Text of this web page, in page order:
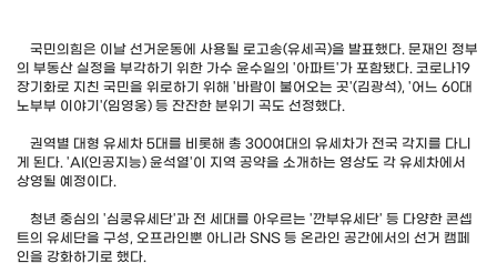
국민의힘은 이날 선거운동에 사용될 로고송(유세곡)을 발표했다. 문재인 정부
의 부동산 실정을 부각하기 위한 가수 윤수일의 '아파트'가 포함됐다. 코로나19
장기화로 지친 국민을 위로하기 위해 '바람이 불어오는 곳'(김광석), '어느 60대
노부부 이야기'(임영웅) 등 잔잔한 분위기 곡도 선정했다.
권역별 대형 유세차 5대를 비롯해 총 300여대의 유세차가 전국 각지를 다니
게 된다. 'AI(인공지능) 윤석열'이 지역 공약을 소개하는 영상도 각 유세차에서
상영될 예정이다.
청년 중심의 '심쿵유세단'과 전 세대를 아우르는 '깐부유세단' 등 다양한 콘셉
트의 유세단을 구성, 오프라인뿐 아니라 SNS 등 온라인 공간에서의 선거 캠페
인을 강화하기로 했다.